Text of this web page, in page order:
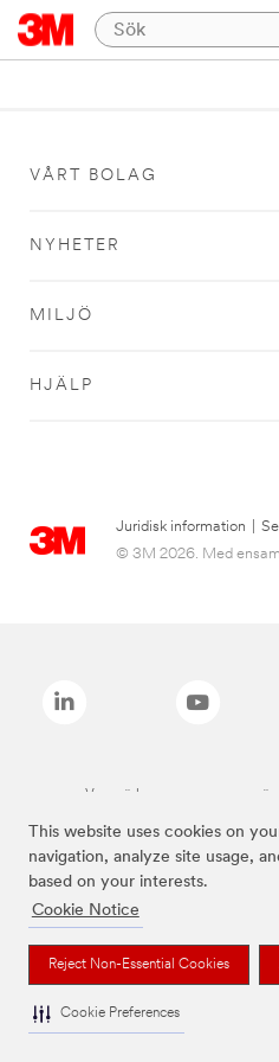
This website uses cookies on
navigation, analyze site usage,
based on your interests.
Cookie Notice
Reject Non-Essential Cookies
Cookie Preferences
VÅRT BOLAG
NYHETER
MILJÖ
HJÄLP
Juridisk information
© 3M 2026. Med
Varumärken som anges ovan